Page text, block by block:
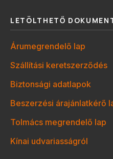
LETÖLTHETŐ
Árumegrendelő lap
Szállítási keretszerződés
Biztonsági adatlapok
Beszerzési árajánlatkérő
Tolmács megrendelő lap
Kínai udvariasságról